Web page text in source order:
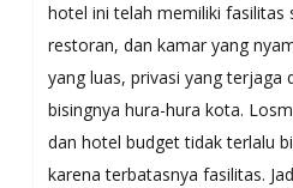
hotel ini telah memiliki fasilitas
restoran, dan kamar yang
yang luas, privasi yang terjaga
bisingnya hura-hura kota.
dan hotel budget tidak terlalu
karena terbatasnya fasilitas.